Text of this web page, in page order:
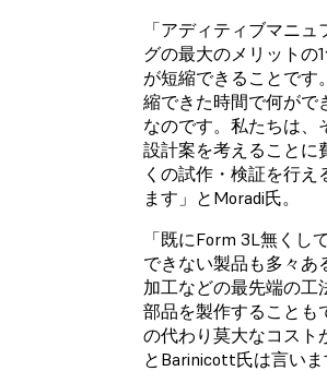
「アディティブマニ
グの最大のメリットの
が短縮できることです
縮できた時間で何がで
なのです。私たちは、
設計案を考えることに
くの試作・検証を行え
ます」とMoradi氏。
「既にForm 3L無くし
できない製品も多々あ
加工などの最先端の工
部品を製作することも
の代わり莫大なコスト
とBarinicott氏は言いま